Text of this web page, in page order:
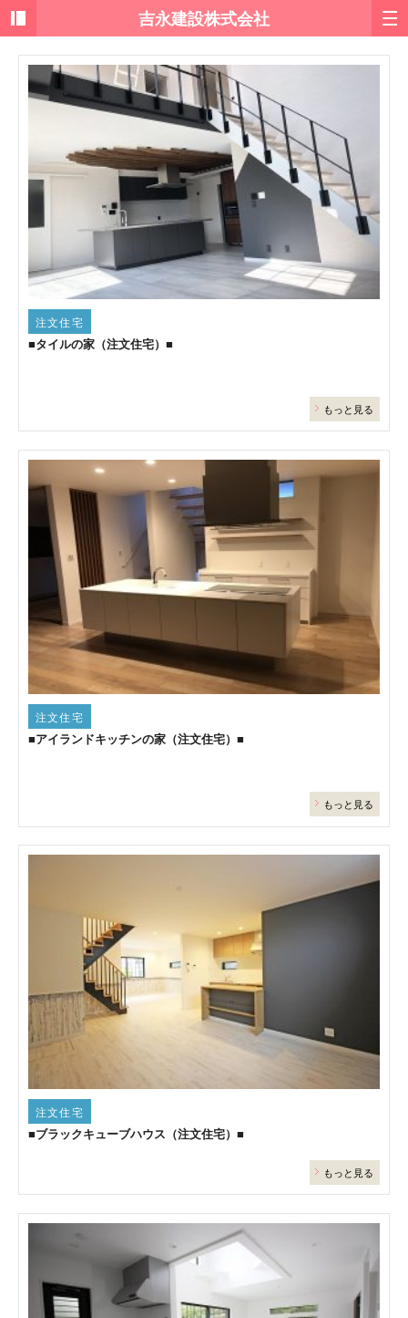
注文住宅
■タイルの家（注文住宅）■
もっと見る
注文住宅
■アイランドキッチンの家（注文住宅）■
もっと見る
注文住宅
■ブラックキューブハウス（注文住宅）■
もっと見る